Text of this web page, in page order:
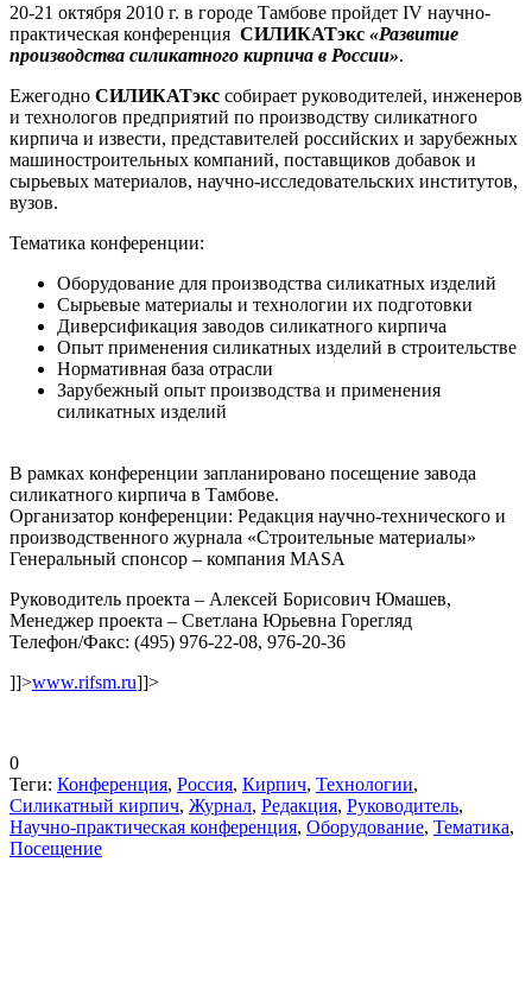
20-21 октября 2010 г. в городе Тамбове пройдет IV научно-
практическая конференция СИЛИКАТэкс «Развитие
производства силикатного кирпича в России».
Ежегодно СИЛИКАТэкс собирает руководителей, инженеров
и технологов предприятий по производству силикатного
кирпича и извести, представителей российских и зарубежных
машиностроительных компаний, поставщиков добавок и
сырьевых материалов, научно-исследовательских институтов,
вузов.
Тематика конференции:
Оборудование для производства силикатных изделий
Сырьевые материалы и технологии их подготовки
Диверсификация заводов силикатного кирпича
Опыт применения силикатных изделий в строительстве
Нормативная база отрасли
Зарубежный опыт производства и применения
силикатных изделий
В рамках конференции запланировано посещение завода
силикатного кирпича в Тамбове.
Организатор конференции: Редакция научно-технического и
производственного журнала «Строительные материалы»
Генеральный спонсор – компания MASA
Руководитель проекта – Алексей Борисович Юмашев,
Менеджер проекта – Светлана Юрьевна Горегляд
Телефон/Факс: (495) 976-22-08, 976-20-36
]]>www.rifsm.ru]]>
0
Теги: Конференция, Россия, Кирпич, Технологии,
Силикатный кирпич, Журнал, Редакция, Руководитель,
Научно-практическая конференция, Оборудование, Тематика,
Посещение